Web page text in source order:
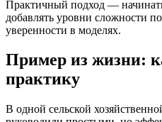
Практичный подход —
добавлять уровни сложности
уверенности в моделях.
Пример из жизни:
практику
В одной сельской